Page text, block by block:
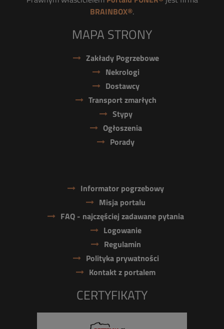
BRAINBOX®.
MAPA STRONY
Zakłady Pogrzebowe
Nekrologi
Dostawcy
Transport zmarłych
Stypy
Ogłoszenia
Porady
Informator pogrzebowy
Misja portalu
FAQ - najczęściej zadawane pytania
Logowanie
Regulamin
Polityka prywatności
Kontakt z portalem
CERTYFIKATY